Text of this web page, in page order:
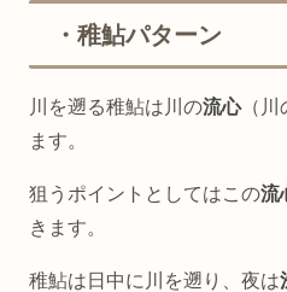
・稚鮎パターン
川を遡る稚鮎は川の流心（川
ます。
狙うポイントとしてはこの流
きます。
稚鮎は日中に川を遡り、夜は